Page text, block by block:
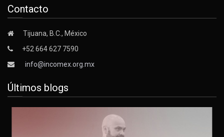
Contacto
Tijuana, B.C., México
+52 664 627 7590
info@incomex.org.mx
Últimos blogs